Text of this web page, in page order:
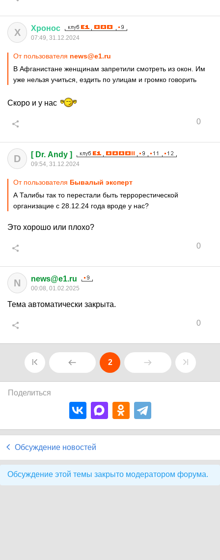
Х Хронос
07:49, 31.12.2024
От пользователя news@e1.ru
В Афганистане женщинам запретили смотреть из окон. Им
уже нельзя учиться, ездить по улицам и громко говорить
Скоро и у нас
0
D [ Dr. Andy ]
09:54, 31.12.2024
От пользователя Бывалый эксперт
А Талибы так то перестали быть террорестической
организацие с 28.12.24 года вроде у нас?
Это хорошо или плохо?
0
N news@e1.ru
00:08, 01.02.2025
Тема автоматически закрыта.
0
2
Поделиться
Обсуждение новостей
Обсуждение этой темы закрыто модератором форума.